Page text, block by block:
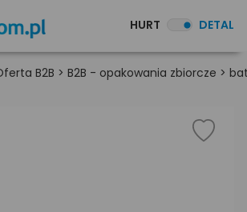
HURT DETAL
B2B > B2B - opakowania zbiorcze >